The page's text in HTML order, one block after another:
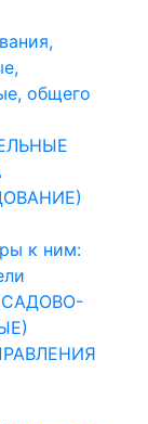
общего
к ним: